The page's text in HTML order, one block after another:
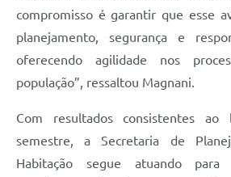
compromisso é garantir que esse
planejamento, segurança e
oferecendo agilidade nos
população”, ressaltou Magnani.
Com resultados consistentes
semestre, a Secretaria de
Habitação segue atuando